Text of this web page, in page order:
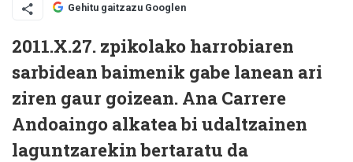
Gehitu gaitzazu Googlen
2011.X.27. zpikolako harrobiaren
sarbidean baimenik gabe lanean ari
ziren gaur goizean. Ana Carrere
Andoaingo alkatea bi udaltzainen
laguntzarekin bertaratu da